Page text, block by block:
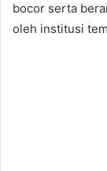
bocor serta
oleh institusi